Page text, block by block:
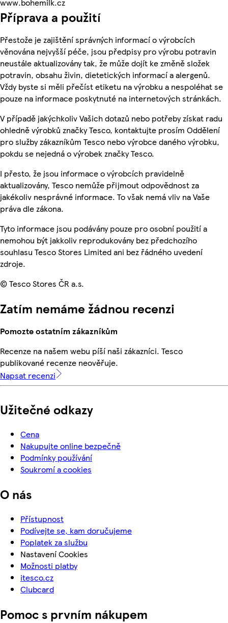
Příprava a použití
Přestože je zajištění správných informací o výrobcích
věnována nejvyšší péče, jsou předpisy pro výrobu potravin
neustále aktualizovány tak, že může dojít ke změně složek
potravin, obsahu živin, dietetických informací a alergenů.
Vždy byste si měli přečíst etiketu na výrobku a nespoléhat se
pouze na informace poskytnuté na internetových stránkách.
V případě jakýchkoliv Vašich dotazů nebo potřeby získat radu
ohledně výrobků značky Tesco, kontaktujte prosím Oddělení
pro služby zákazníkům Tesco nebo výrobce daného výrobku,
pokdu se nejedná o výrobek značky Tesco.
I přesto, že jsou informace o výrobcích pravidelně
aktualizovány, Tesco nemůže přijmout odpovědnost za
jakékoliv nesprávné informace. To však nemá vliv na Vaše
práva dle zákona.
Tyto informace jsou podávány pouze pro osobní použití a
nemohou být jakkoliv reprodukovány bez předchozího
souhlasu Tesco Stores Limited ani bez řádného uvedení
zdroje.
© Tesco Stores ČR a.s.
Zatím nemáme žádnou recenzi
Pomozte ostatním zákazníkům
Recenze na našem webu píší naši zákazníci. Tesco
publikované recenze neověřuje.
Napsat recenzi
Užitečné odkazy
Cena
Nakupujte online bezpečně
Podmínky používání
Soukromí a cookies
O nás
Přístupnost
Podívejte se, kam doručujeme
Poplatek za službu
Nastavení Cookies
Možnosti platby
itesco.cz
Clubcard
Pomoc s prvním nákupem